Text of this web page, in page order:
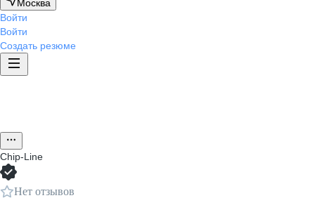
Москва
Войти
Войти
Создать резюме
Chip-Line
Нет отзывов